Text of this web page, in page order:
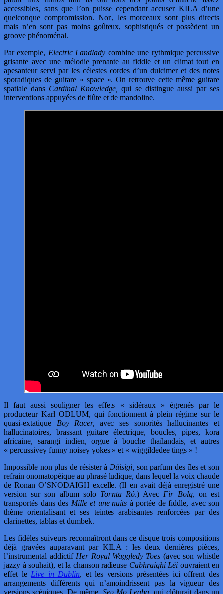
accessibles, sans que l’on puisse cependant accuser KILA d’une
quelconque compromission. Non, les morceaux sont plus directs
mais n’en sont pas moins goûteux, sophistiqués et possèdent un
groove phénoménal.
Par exemple, Electric Landlady combine une rythmique percussive
grisante avec une mélodie prenante au fiddle et un climat tout en
apesanteur servi par les célestes cordes d’un dulcimer et des notes
sporadiques de guitare « space ». On retrouve cette même guitare
spatiale dans Cardinal Knowledge,
qui se distingue aussi par ses
interventions appuyées de flûte et de mandoline.
Il faut aussi souligner les effets « sidéraux » égrenés par le
producteur Karl ODLUM, qui fonctionnent à plein régime sur le
quasi-extatique Boy Racer, avec ses sonorités hallucinantes et
hallucinatoires, brassant guitare électrique, boucles, pipes, kora
africaine, sarangi indien, orgue à bouche thaïlandais, et autres
« percussivey funny noisey yokes » et « wiggildedee tings » !
Impossible non plus de résister à Dúisigi, son parfum des îles et son
refrain onomatopéique au phrasé ludique, dans lequel la voix chaude
de Ronan O’SNODAIGH excelle. (Il en avait déjà enregistré une
version sur son album solo Tonnta Ró.) Avec Fir Bolg,
on est
transportés dans des Mille et une nuits à portée de fiddle, avec son
thème orientalisant et ses teintes arabisantes renforcées par des
clarinettes, tablas et dumbek.
Les fidèles suiveurs reconnaîtront dans ce disque trois compositions
déjà gravées auparavant par KILA : les deux dernières pièces,
l’instrumental addictif Her Royal Waggledy Toes (avec son whistle
jazzy à souhait), et la chanson radieuse Cabhraighí Léi ouvraient en
effet le Live in Dublin
et les versions présentées ici offrent des
arrangements différents qui n’amoindrissent pas la vigueur des
versions scéniques. De même, Seo Mo Leaba, qui clôturait dans un